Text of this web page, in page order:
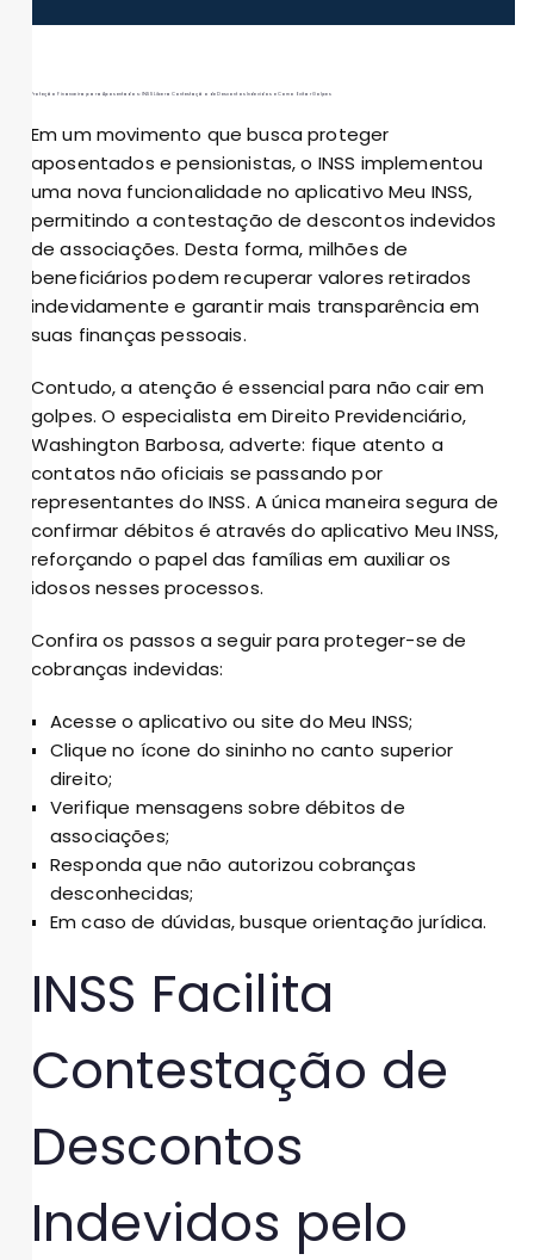
Proteção Financeira para Aposentados: INSS Libera Contestação de Descontos Indevidos e Como Evitar Golpes
Em um movimento que busca proteger
aposentados e pensionistas, o INSS implementou
uma nova funcionalidade no aplicativo Meu INSS,
permitindo a contestação de descontos indevidos
de associações. Desta forma, milhões de
beneficiários podem recuperar valores retirados
indevidamente e garantir mais transparência em
suas finanças pessoais.
Contudo, a atenção é essencial para não cair em
golpes. O especialista em Direito Previdenciário,
Washington Barbosa, adverte: fique atento a
contatos não oficiais se passando por
representantes do INSS. A única maneira segura de
confirmar débitos é através do aplicativo Meu INSS,
reforçando o papel das famílias em auxiliar os
idosos nesses processos.
Confira os passos a seguir para proteger-se de
cobranças indevidas:
Acesse o aplicativo ou site do Meu INSS;
Clique no ícone do sininho no canto superior
direito;
Verifique mensagens sobre débitos de
associações;
Responda que não autorizou cobranças
desconhecidas;
Em caso de dúvidas, busque orientação jurídica.
INSS Facilita
Contestação de
Descontos
Indevidos pelo